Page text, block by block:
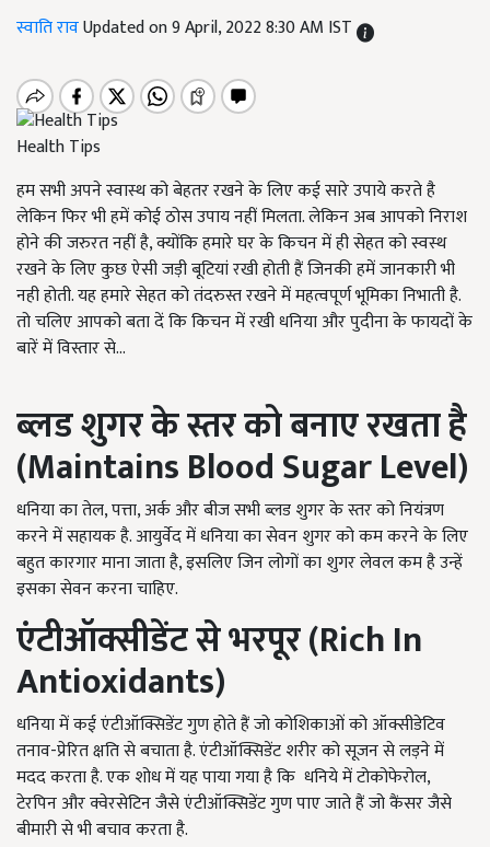
स्वाति रावUpdated on 9 April, 2022 8:30 AM IST
Health Tips
हम सभी अपने स्वास्थ को बेहतर रखने के लिए कई सारे उपाये करते है
लेकिन फिर भी हमें कोई ठोस उपाय नहीं मिलता. लेकिन अब आपको निराश
होने की जरुरत नहीं है, क्योंकि हमारे घर के किचन में ही सेहत को स्वस्थ
रखने के लिए कुछ ऐसी जड़ी बूटियां रखी होती हैं जिनकी हमें जानकारी भी
नही होती. यह हमारे सेहत को तंदरुस्त रखने में महत्वपूर्ण भूमिका निभाती है.
तो चलिए आपको बता दें कि किचन में रखी धनिया और पुदीना के फायदों के
बारें में विस्तार से...
ब्लड शुगर के स्तर को बनाए रखता है
(Maintains Blood Sugar Level)
धनिया का तेल, पत्ता, अर्क और बीज सभी ब्लड शुगर के स्तर को नियंत्रण
करने में सहायक है. आयुर्वेद में धनिया का सेवन शुगर को कम करने के लिए
बहुत कारगार माना जाता है, इसलिए जिन लोगों का शुगर लेवल कम है उन्हें
इसका सेवन करना चाहिए.
एंटीऑक्सीडेंट से भरपूर (Rich In
Antioxidants)
धनिया में कई एंटीऑक्सिडेंट गुण होते हैं जो कोशिकाओं को ऑक्सीडेटिव
तनाव-प्रेरित क्षति से बचाता है. एंटीऑक्सिडेंट शरीर को सूजन से लड़ने में
मदद करता है. एक शोध में यह पाया गया है कि धनिये में टोकोफेरोल,
टेरपिन और क्वेरसेटिन जैसे एंटीऑक्सिडेंट गुण पाए जाते हैं जो कैंसर जैसे
बीमारी से भी बचाव करता है.